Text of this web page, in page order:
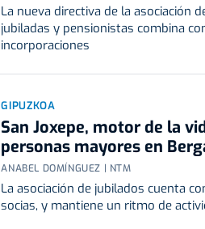
La nueva directiva de la asociación
jubiladas y pensionistas combina
incorporaciones
GIPUZKOA
San Joxepe, motor de la
personas mayores en
ANABEL DOMÍNGUEZ | NTM
La asociación de jubilados cuenta
socias, y mantiene un ritmo de